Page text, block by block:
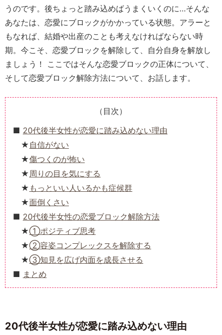
うのです。後ちょっと踏み込めばうまくいくのに…そんな
あなたは、恋愛にブロックがかかっている状態。アラーと
もなれば、結婚や出産のことも考えなければならない時
期。今こそ、恋愛ブロックを解除して、自分自身を解放し
ましょう！ ここではそんな恋愛ブロックの正体について、
そして恋愛ブロック解除方法について、お話します。
（目次）
20代後半女性が恋愛に踏み込めない理由
自信がない
傷つくのが怖い
周りの目を気にする
もっといい人いるかも症候群
面倒くさい
20代後半女性の恋愛ブロック解除方法
①ポジティブ思考
②容姿コンプレックスを解除する
③知見を広げ内面を成長させる
まとめ
20代後半女性が恋愛に踏み込めない理由